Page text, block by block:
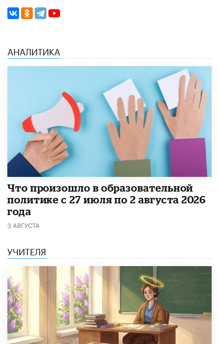
АНАЛИТИКА
​Что произошло в образовательной
политике с 27 июля по 2 августа 2026
года
3 АВГУСТА
УЧИТЕЛЯ